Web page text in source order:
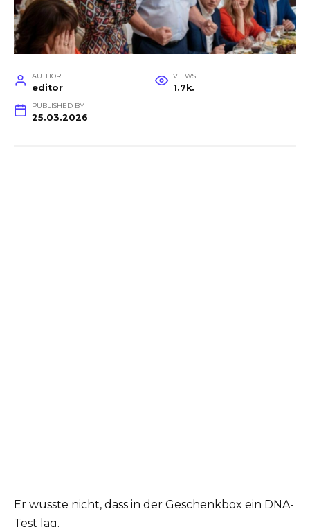
AUTHOR
editor
VIEWS
1.7k.
PUBLISHED BY
25.03.2026
Er wusste nicht, dass in der Geschenkbox ein DNA-
Test lag.